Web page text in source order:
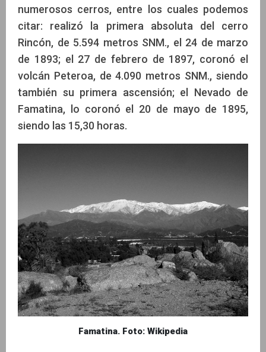
numerosos cerros, entre los cuales podemos
citar: realizó la primera absoluta del cerro
Rincón, de 5.594 metros SNM., el 24 de marzo
de 1893; el 27 de febrero de 1897, coronó el
volcán Peteroa, de 4.090 metros SNM., siendo
también su primera ascensión; el Nevado de
Famatina, lo coronó el 20 de mayo de 1895,
siendo las 15,30 horas.
Famatina. Foto: Wikipedia